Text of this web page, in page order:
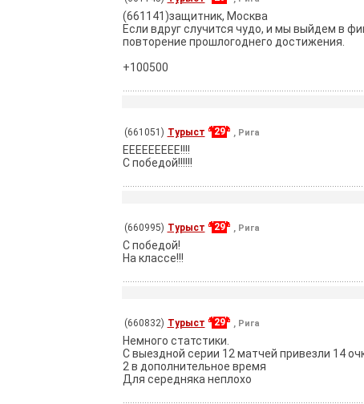
(661141)защитник, Москва
Если вдруг случится чудо, и мы выйдем в
повторение прошлогоднего достижения.
+100500
(661051) Турыст 29 , Рига
EEEEEEEEE!!!!
С победой!!!!!!
(660995) Турыст 29 , Рига
С победой!
На классе!!!
(660832) Турыст 29 , Рига
Немного статстики.
С выездной серии 12 матчей привезли 14
2 в дополнительное время
Для середняка неплохо